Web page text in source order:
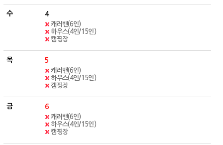
4
캐러밴(6인)
하우스(4인/15인)
캠핑장
5
캐러밴(6인)
하우스(4인/15인)
캠핑장
6
캐러밴(6인)
하우스(4인/15인)
캠핑장